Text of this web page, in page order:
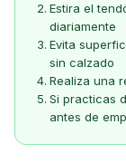
Estira el
diariamente
Evita
sin calzado
Realiza una
Si practicas
antes de